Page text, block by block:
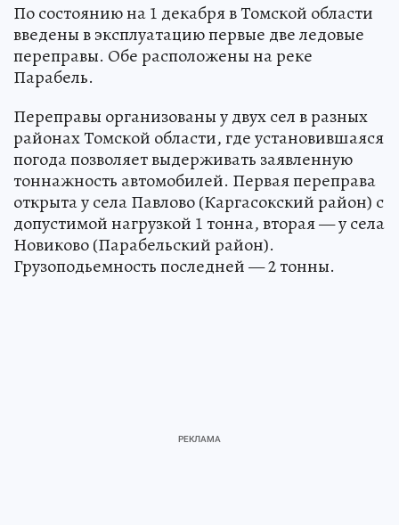
По состоянию на 1 декабря в Томской области
введены в эксплуатацию первые две ледовые
переправы. Обе расположены на реке
Парабель.
Переправы организованы у двух сел в разных
районах Томской области, где установившаяся
погода позволяет выдерживать заявленную
тоннажность автомобилей. Первая переправа
открыта у села Павлово (Каргасокский район) с
допустимой нагрузкой 1 тонна, вторая — у села
Новиково (Парабельский район).
Грузоподьемность последней — 2 тонны.